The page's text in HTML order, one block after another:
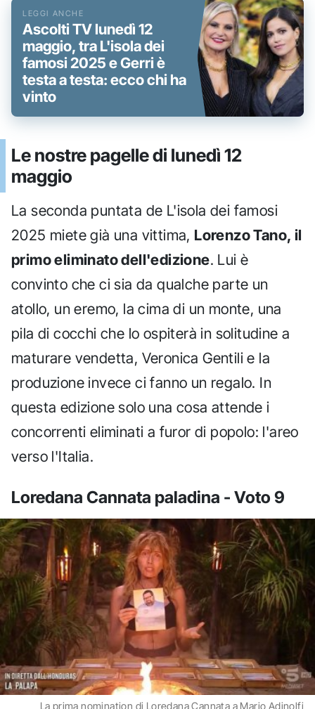
Ascolti TV lunedì 12
maggio, tra L'isola dei
famosi 2025 e Gerri è
testa a testa: ecco chi ha
vinto
Le nostre pagelle di lunedì 12
maggio
La seconda puntata de L'isola dei famosi
2025 miete già una vittima, Lorenzo Tano, il
primo eliminato dell'edizione. Lui è
convinto che ci sia da qualche parte un
atollo, un eremo, la cima di un monte, una
pila di cocchi che lo ospiterà in solitudine a
maturare vendetta, Veronica Gentili e la
produzione invece ci fanno un regalo. In
questa edizione solo una cosa attende i
concorrenti eliminati a furor di popolo: l'areo
verso l'Italia.
Loredana Cannata paladina - Voto 9
La prima nomination di Loredana Cannata a Mario Adinolfi